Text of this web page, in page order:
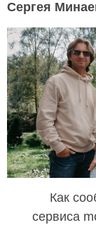
Сергея
Как
сервиса